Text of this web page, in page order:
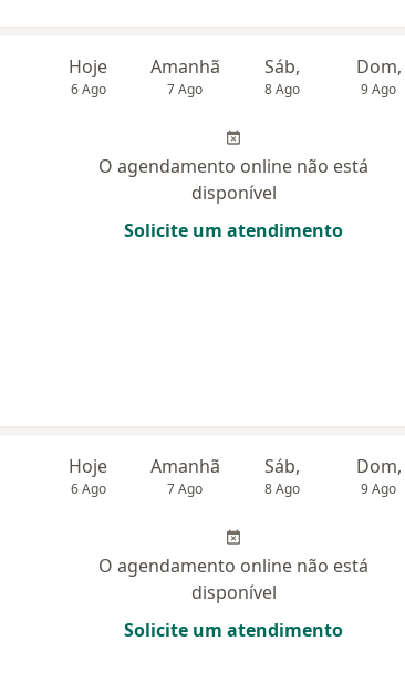
Hoje
6 Ago
Amanhã
7 Ago
Sáb,
8 Ago
Dom,
9 Ago
O agendamento online não está
disponível
Solicite um atendimento
Hoje
6 Ago
Amanhã
7 Ago
Sáb,
8 Ago
Dom,
9 Ago
O agendamento online não está
disponível
Solicite um atendimento